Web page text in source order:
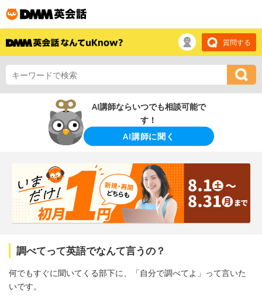
質問する
AI講師ならいつでも相談可能で
す！
AI講師に聞く
調べてって英語でなんて言うの？
何でもすぐに聞いてくる部下に、「自分で調べてよ」って言いた
いです。